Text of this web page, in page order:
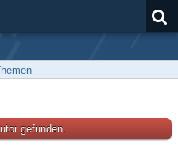
gefunden.